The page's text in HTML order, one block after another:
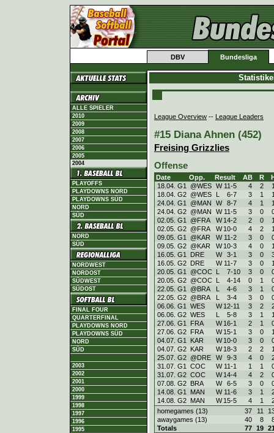
DBV Bundesliga
ALLE SPIELER
2010
2009
2008
2007
2006
2005
2004
PLAYOFFS
PLAYDOWNS NORD
PLAYDOWNS SÜD
NORD
SÜD
NORD
SÜD
NORDWEST
NORDOST
SÜDWEST
SÜDOST
FINAL FOUR
QUARTERFINAL
PLAYDOWNS NORD
PLAYDOWNS SÜD
NORD
SÜD
2003
2002
2001
2000
1999
1998
1997
1996
1995
League Overview -- League Leaders
#15 Diana Ahnen (452)
Freising Grizzlies
Offense
Date Opp. Result AB R
18.04. G1
@WES W 11-5 4 2
18.04. G2 @WES L 6-7 3 1
24.04. G1
@MAN W 8-7 4 1
24.04. G2 @MAN W 11-5 3 0
02.05. G1
@FRA W 14-2 2 0
02.05. G2 @FRA W 10-0 4 2
09.05. G1
@KAR W 11-2 3 0
09.05. G2 @KAR W 10-3 4 0
16.05. G1
DRE W 3-1 3 0
16.05. G2 DRE W 11-7 3 0
20.05. G1
@COC L 7-10 3 0
20.05. G2 @COC L 4-14 0 1
22.05. G1
@BRA L 4-6 3 1
22.05. G2 @BRA L 3-4 3 0
06.06. G1
WES W 12-11 3 2
06.06. G2 WES L 5-8 3 1
27.06. G1
FRA W 16-1 2 1
27.06. G2 FRA W 15-1 3 0
04.07. G1
KAR W 10-0 3 0
04.07. G2 KAR W 18-3 2 2
25.07. G2 @DRE W 9-3 4 0
31.07. G1
COC W 11-1 1 1
31.07. G2 COC W 14-4 4 2
07.08. G2 BRA W 6-5 3 0
14.08. G1
MAN W 11-6 3 1
14.08. G2 MAN W 15-5 4 1
homegames (13)
37 11
awaygames (13)
40 8
Totals
77 19